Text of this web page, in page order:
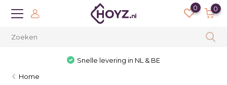
0 0
Snelle levering in NL & BE
Home